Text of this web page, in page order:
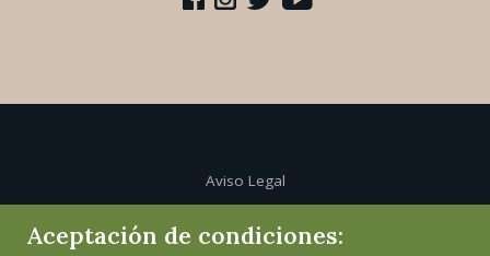
Aviso Legal
Política de cookies
Aceptación de condiciones: